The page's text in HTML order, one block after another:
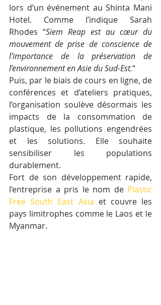
lors d’un événement au Shinta Mani
Hotel. Comme l’indique Sarah
Rhodes “Siem Reap est au cœur du
mouvement de prise de conscience de
l’importance de la préservation de
l’environnement en Asie du Sud-Est.“
Puis, par le biais de cours en ligne, de
conférences et d’ateliers pratiques,
l’organisation soulève désormais les
impacts de la consommation de
plastique, les pollutions engendrées
et les solutions. Elle souhaite
sensibiliser les populations
durablement.
Fort de son développement rapide,
l’entreprise a pris le nom de Plastic
Free South East Asia et couvre les
pays limitrophes comme le Laos et le
Myanmar.